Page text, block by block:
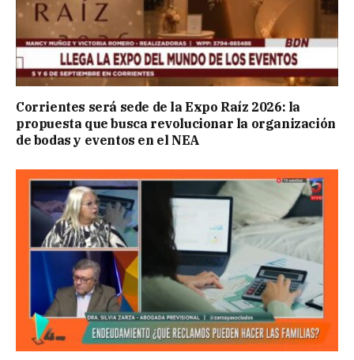
Corrientes será sede de la Expo Raíz 2026: la
propuesta que busca revolucionar la organización
de bodas y eventos en el NEA